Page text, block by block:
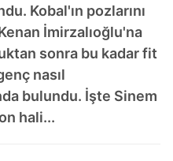
Kobal'ın pozlarını
İmirzalıoğlu'na
sonra bu kadar fit
nasıl
bulundu. İşte Sinem
hali...